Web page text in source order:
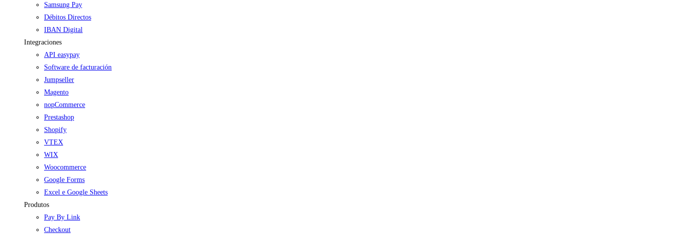
Samsung Pay
Débitos Directos
IBAN Digital
Integraciones
API easypay
Software de facturación
Jumpseller
Magento
nopCommerce
Prestashop
Shopify
VTEX
WIX
Woocommerce
Google Forms
Excel e Google Sheets
Produtos
Pay By Link
Checkout